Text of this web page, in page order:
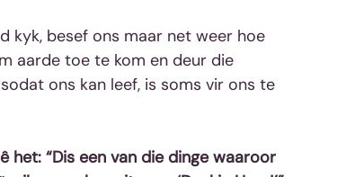
kyk, besef ons maar net weer hoe
aarde toe te kom en deur die
ons kan leef, is soms vir ons te
het: “Dis een van die dinge waaroor